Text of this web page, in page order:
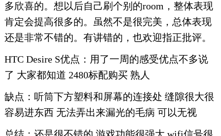
多欣喜的。想以后自己刷个别的room，整体表现
肯定会提高很多的。虽然不是很完美，总体表现
还是非常不错的。有讲错的，也欢迎指正批评。
HTC Desire S优点：用了一周的感受优点不多说
了 大家都知道 2480标配购买 熟人
缺点：听筒下方塑料和屏幕的连接处 缝隙很大很
容易进东西 无法弄出来漏光的毛病 可以无视